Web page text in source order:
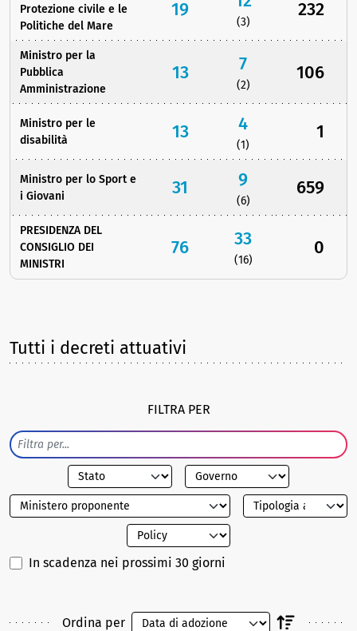
Protezione civile e le
Politiche del Mare
19
(3)
232
Ministro per la
Pubblica
Amministrazione
13 7
(2)
106
Ministro per le
disabilità
13 4
(1)
1
Ministro per lo Sport e
i Giovani
31 9
(6)
659
PRESIDENZA DEL
CONSIGLIO DEI
MINISTRI
76 33
(16)
0
Tutti i decreti attuativi
FILTRA PER
In scadenza nei prossimi 30 giorni
Ordina per